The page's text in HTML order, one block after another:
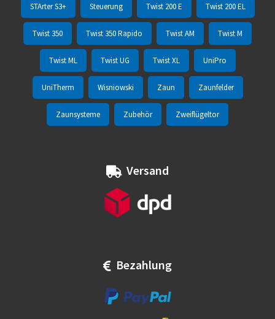
STArter S3+ Steuerung Twist 200 E Twist 200 EL
Twist 350 Twist 350 Rapido Twist AM Twist M
Twist ML Twist UG Twist XL UniPro
UniTherm Wisniowski Zaun Zaunfelder
Zaunsysteme Zubehör Zweiflügeltor
Versand
Bezahlung